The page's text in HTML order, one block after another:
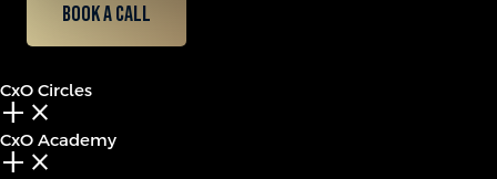
Book a call
CxO Circles
add_2 close
CxO Academy
add_2 close